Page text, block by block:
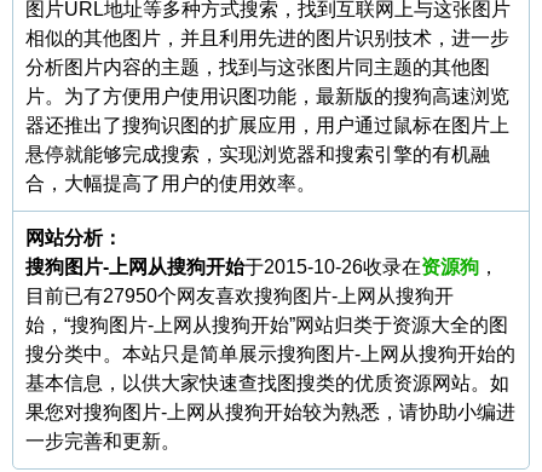
图片URL地址等多种方式搜索，找到互联网上与这张图片
相似的其他图片，并且利用先进的图片识别技术，进一步
分析图片内容的主题，找到与这张图片同主题的其他图
片。为了方便用户使用识图功能，最新版的搜狗高速浏览
器还推出了搜狗识图的扩展应用，用户通过鼠标在图片上
悬停就能够完成搜索，实现浏览器和搜索引擎的有机融
合，大幅提高了用户的使用效率。
网站分析：
搜狗图片-上网从搜狗开始于2015-10-26收录在资源狗 ，
目前已有27950个网友喜欢搜狗图片-上网从搜狗开
始，“搜狗图片-上网从搜狗开始”网站归类于资源大全的图
搜分类中。本站只是简单展示搜狗图片-上网从搜狗开始的
基本信息，以供大家快速查找图搜类的优质资源网站。如
果您对搜狗图片-上网从搜狗开始较为熟悉，请协助小编进
一步完善和更新。